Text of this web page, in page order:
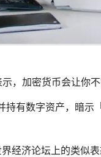
，加密货币会让你不
持有数字资产，暗
经济论坛上的类似表